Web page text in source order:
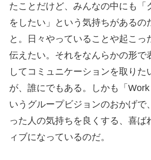
たことだけど、みんなの中にも「
をしたい」という気持ちがあるの
と。日々やっていることや起こっ
伝えたい。それをなんらかの形で
してコミュニケーションを取りた
が、誰にでもある。しかも「
いうグループビジョンのおかげで
った人の気持ちを良くする、喜ば
ィブになっているのだ。